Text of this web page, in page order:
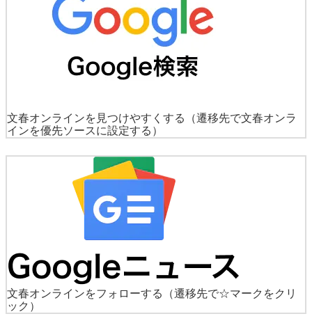
文春オンラインを見つけやすくする
（遷移先で文春オンラ
インを優先ソースに設定する）
文春オンラインをフォローする
（遷移先で☆マークをクリ
ック）